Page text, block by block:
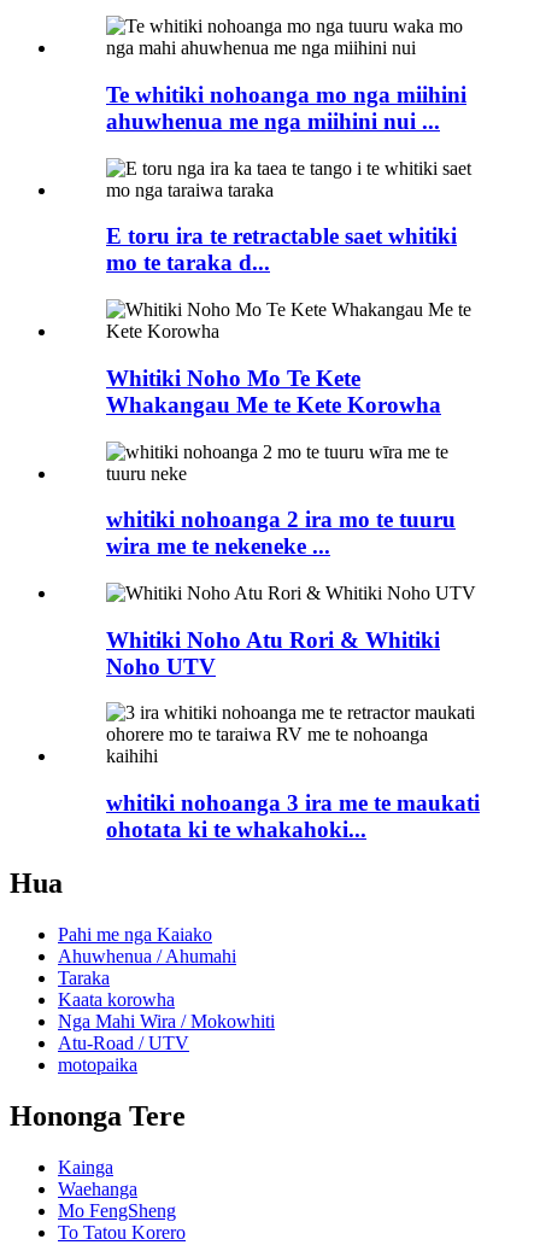
Te whitiki nohoanga mo nga miihini
ahuwhenua me nga miihini nui ...
E toru ira te retractable saet whitiki
mo te taraka d...
Whitiki Noho Mo Te Kete
Whakangau Me te Kete Korowha
whitiki nohoanga 2 ira mo te tuuru
wira me te nekeneke ...
Whitiki Noho Atu Rori & Whitiki
Noho UTV
whitiki nohoanga 3 ira me te maukati
ohotata ki te whakahoki...
Hua
Pahi me nga Kaiako
Ahuwhenua / Ahumahi
Taraka
Kaata korowha
Nga Mahi Wira / Mokowhiti
Atu-Road / UTV
motopaika
Hononga Tere
Kainga
Waehanga
Mo FengSheng
To Tatou Korero